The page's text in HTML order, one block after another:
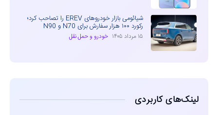
شیائومی بازار خودروهای EREV را تصاحب کرد؛
رکورد ۱۰۰ هزار سفارش برای N70 و N90
۱۵ مرداد ۱۴۰۵ خودرو و حمل نقل
لینک‌های کاربردی